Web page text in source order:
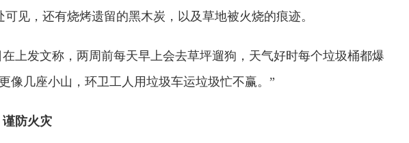
见，还有烧烤遗留的黑木炭，以及草地被火烧的痕迹。
上发文称，两周前每天早上会去草坪遛狗，天气好时每个垃圾桶都爆
像几座小山，环卫工人用垃圾车运垃圾忙不赢。”
防火灾